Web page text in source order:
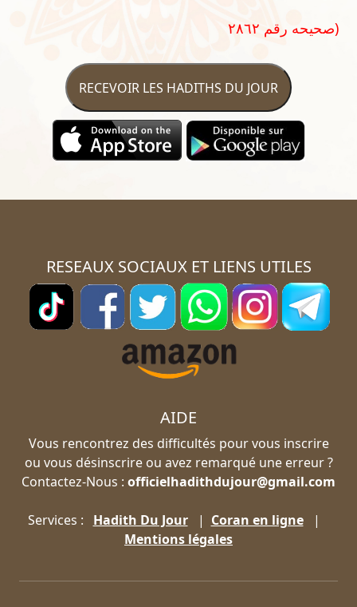
صحيحه رقم ٢٨٦٢)
RECEVOIR LES HADITHS DU JOUR
RESEAUX SOCIAUX ET LIENS UTILES
AIDE
Vous rencontrez des difficultés pour vous inscrire
ou vous désinscrire ou avez remarqué une erreur ?
Contactez-Nous : officielhadithdujour@gmail.com
Services : Hadith Du Jour| Coran en ligne|
Mentions légales